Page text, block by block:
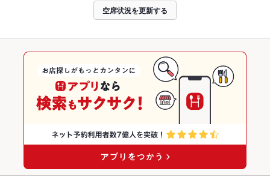
空席状況を更新する